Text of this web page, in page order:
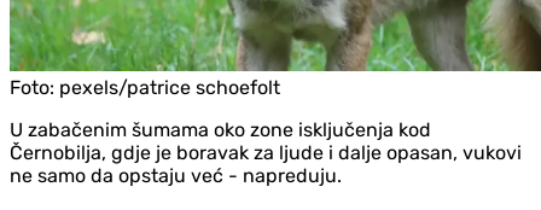
Foto: pexels/patrice schoefolt
U zabačenim šumama oko zone isključenja kod
Černobilja, gd‌je je boravak za ljude i dalje opasan, vukovi
ne samo da opstaju već - napreduju.